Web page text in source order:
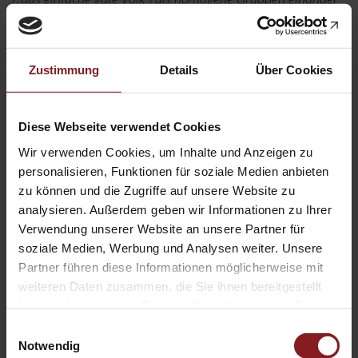
Zustimmung Details Über Cookies
Diese Webseite verwendet Cookies
Wir verwenden Cookies, um Inhalte und Anzeigen zu
personalisieren, Funktionen für soziale Medien anbieten
zu können und die Zugriffe auf unsere Website zu
analysieren. Außerdem geben wir Informationen zu Ihrer
Verwendung unserer Website an unsere Partner für
soziale Medien, Werbung und Analysen weiter. Unsere
Partner führen diese Informationen möglicherweise mit
weiteren Daten zusammen, die Sie ihnen bereitgestellt
Notwendig
gegenübergestellt. Auf der horizontalen Dimension treten in
einer Differenzkonstruktion „wir hier drinnen“ („die deutsche
Volksgemeinschaft“), gegen „die da draußen“ („das Fremde“)
in Erscheinung. Die dichotome Einteilung in homogene
Böse, zwischen Opfern und Tätern und eine
Schuldprojektion auf das konstruierte Feindbild.
Zieht die AfD letztlich auch Personen an, die bereits
antisemitische Einstellungen teilen?
Die AfD bietet mit ihren geschichtsrevisionistischen und
verschwörungsideologischen Äußerungen, definitiv viele
Identifikationsangebote für Personen mit einem
antisemitischen Weltbild, die dementsprechend im Vergleich
zu anderen Parteien auch überdurchschnittlich in der AfD